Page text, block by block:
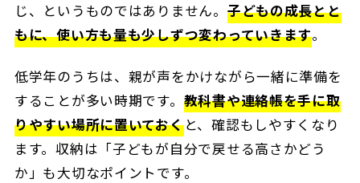
じ、というものではありません。 子どもの成長とと
もに、使い方も量も少しずつ変わっていきます。
低学年のうちは、親が声をかけながら一緒に準備を
することが多い時期です。 教科書や連絡帳を手に取
りやすい場所に置いておくと、確認もしやすくなり
ます。収納は「子どもが自分で戻せる高さかどう
か」も大切なポイントです。